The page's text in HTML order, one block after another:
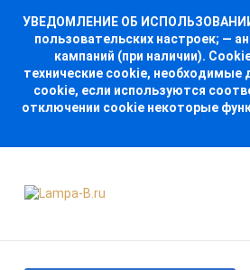
УВЕДОМЛЕНИЕ ОБ ИСПОЛЬЗОВАНИИ
пользовательских настроек; —
кампаний (при наличии).
технические cookie, необходимые
cookie, если используются
отключении cookie некоторые